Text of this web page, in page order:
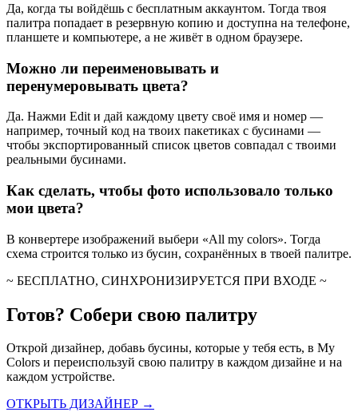
Да, когда ты войдёшь с бесплатным аккаунтом. Тогда твоя
палитра попадает в резервную копию и доступна на телефоне,
планшете и компьютере, а не живёт в одном браузере.
Можно ли переименовывать и
перенумеровывать цвета?
Да. Нажми Edit и дай каждому цвету своё имя и номер —
например, точный код на твоих пакетиках с бусинами —
чтобы экспортированный список цветов совпадал с твоими
реальными бусинами.
Как сделать, чтобы фото использовало только
мои цвета?
В конвертере изображений выбери «All my colors». Тогда
схема строится только из бусин, сохранённых в твоей палитре.
~ БЕСПЛАТНО, СИНХРОНИЗИРУЕТСЯ ПРИ ВХОДЕ ~
Готов? Собери свою палитру
Открой дизайнер, добавь бусины, которые у тебя есть, в My
Colors и переиспользуй свою палитру в каждом дизайне и на
каждом устройстве.
ОТКРЫТЬ ДИЗАЙНЕР →